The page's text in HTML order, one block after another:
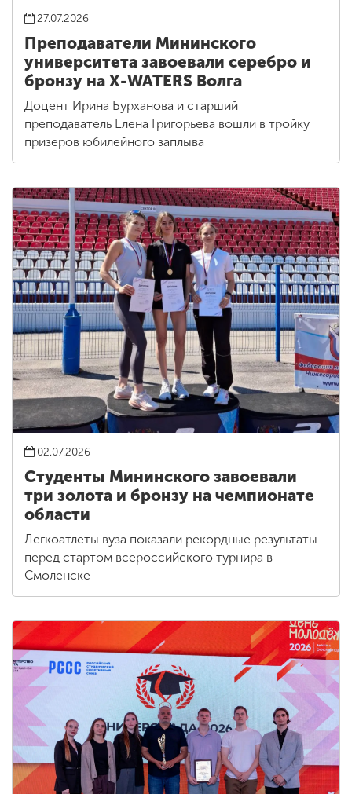
27.07.2026
Преподаватели Мининского
университета завоевали серебро и
бронзу на X-WATERS Волга
Доцент Ирина Бурханова и старший
преподаватель Елена Григорьева вошли в тройку
призеров юбилейного заплыва
02.07.2026
Студенты Мининского завоевали
три золота и бронзу на чемпионате
области
Легкоатлеты вуза показали рекордные результаты
перед стартом всероссийского турнира в
Смоленске